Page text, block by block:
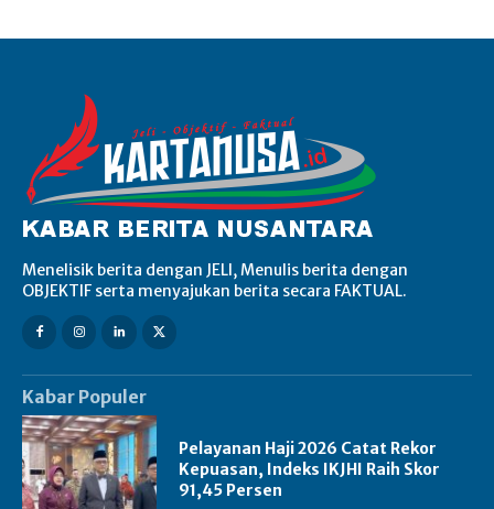
Menelisik berita dengan JELI, Menulis berita dengan
OBJEKTIF serta menyajukan berita secara FAKTUAL.
Kabar Populer
Pelayanan Haji 2026 Catat Rekor
Kepuasan, Indeks IKJHI Raih Skor
91,45 Persen